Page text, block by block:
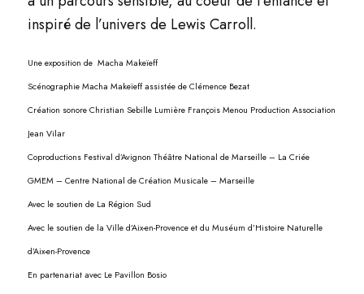
inspiré de l’univers de Lewis Carroll.
Une exposition de Macha Makeïeff
Scénographie Macha Makeïeff assistée de Clémence Bezat
Création sonore Christian Sebille Lumière François Menou Production Association
Jean Vilar
Coproductions Festival d’Avignon Théâtre National de Marseille – La Criée
GMEM – Centre National de Création Musicale – Marseille
Avec le soutien de La Région Sud
Avec le soutien de la Ville d’Aix-en-Provence et du Muséum d’Histoire Naturelle
d’Aix-en-Provence
En partenariat avec Le Pavillon Bosio